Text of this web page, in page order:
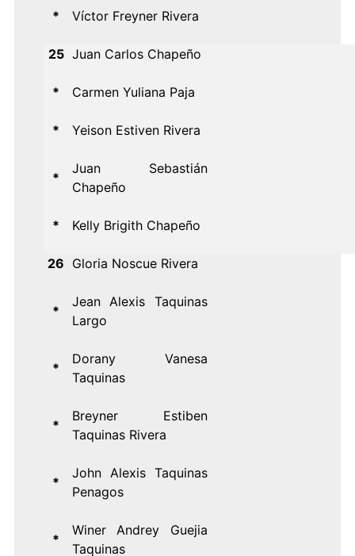
* Víctor Freyner Rivera
25 Juan Carlos Chapeño
* Carmen Yuliana Paja
* Yeison Estiven Rivera
*
Juan Sebastián
Chapeño
* Kelly Brigith Chapeño
26 Gloria Noscue Rivera
*
Jean Alexis Taquinas
Largo
*
Dorany Vanesa
Taquinas
*
Breyner Estiben
Taquinas Rivera
*
John Alexis Taquinas
Penagos
*
Winer Andrey Guejia
Taquinas